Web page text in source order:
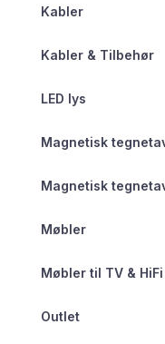
Kabler
Kabler & Tilbehør
LED lys
Magnetisk
Magnetisk
Møbler
Møbler til TV & HiFi
Outlet